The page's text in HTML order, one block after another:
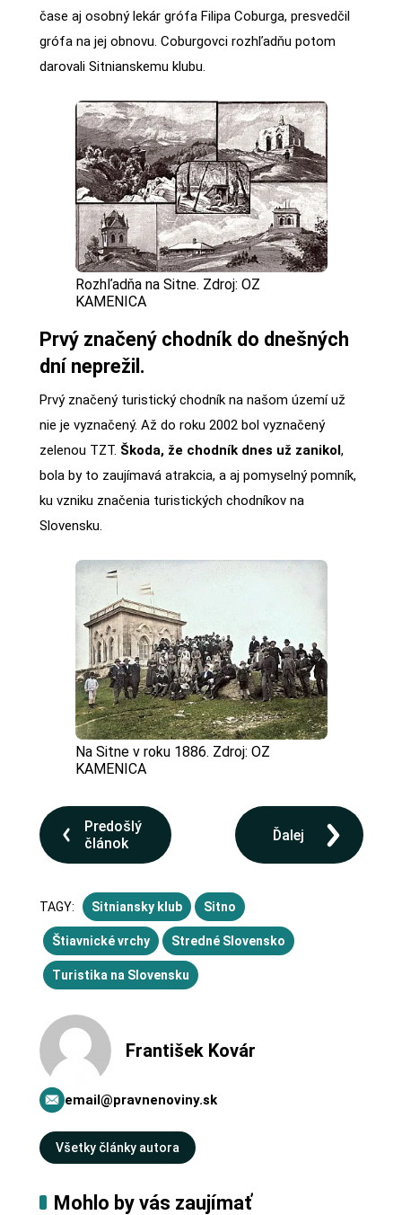
čase aj osobný lekár grófa Filipa Coburga, presvedčil
grófa na jej obnovu. Coburgovci rozhľadňu potom
darovali Sitnianskemu klubu.
Rozhľadňa na Sitne. Zdroj: OZ
KAMENICA
Prvý značený chodník do dnešných
dní neprežil.
Prvý značený turistický chodník na našom území už
nie je vyznačený. Až do roku 2002 bol vyznačený
zelenou TZT. Škoda, že chodník dnes už zanikol,
bola by to zaujímavá atrakcia, a aj pomyselný pomník,
ku vzniku značenia turistických chodníkov na
Slovensku.
Na Sitne v roku 1886. Zdroj: OZ
KAMENICA
Predošlý
článok
Ďalej
TAGY: Sitniansky klub Sitno
Štiavnické vrchy Stredné Slovensko
Turistika na Slovensku
František Kovár
email@pravnenoviny.sk
Všetky články autora
Mohlo by vás zaujímať